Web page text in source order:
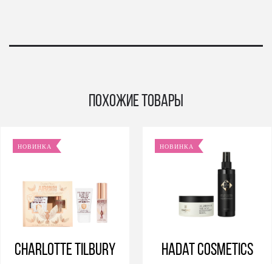
Похожие товары
НОВИНКА
Charlotte Tilbury
НОВИНКА
Hadat Cosmetics